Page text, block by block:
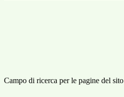
Campo di ricerca per le pagine del sito